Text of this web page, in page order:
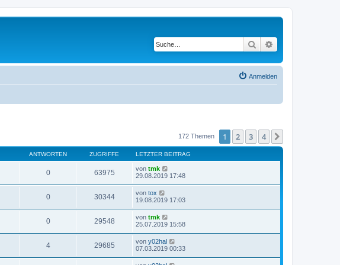
Suche
Anmelden
172 Themen 1 2 3 4
ANTWORTEN ZUGRIFFE LETZTER BEITRAG
0 63975 von tmk
29.08.2019 17:48
0 30344 von tox
19.08.2019 17:03
0 29548 von tmk
25.07.2019 15:58
4 29685 von y02hal
07.03.2019 00:33